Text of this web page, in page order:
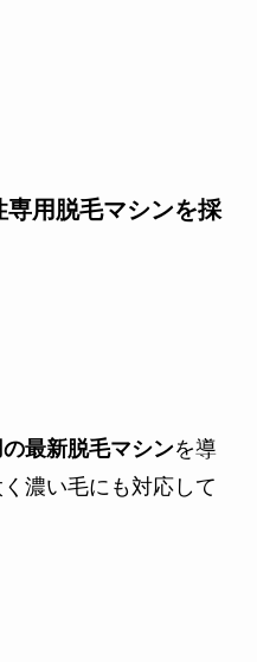
用脱毛マシンを採
最新脱毛マシンを導
濃い毛にも対応して